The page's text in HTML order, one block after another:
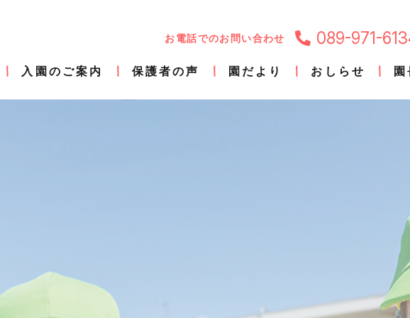
お電話でのお問い合わせ 089-971-
入園のご案内 保護者の声 園だより おしらせ